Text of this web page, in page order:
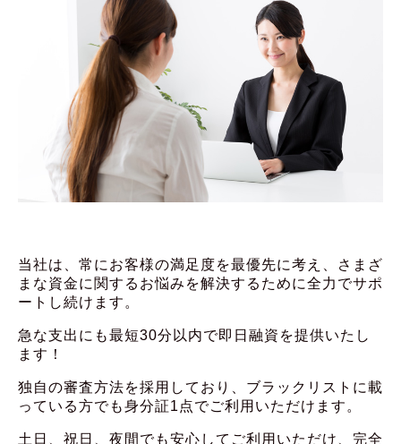
当社は、常にお客様の満足度を最優先に考え、さまざ
まな資金に関するお悩みを解決するために全力でサポ
ートし続けます。
急な支出にも最短30分以内で即日融資を提供いたし
ます！
独自の審査方法を採用しており、ブラックリストに載
っている方でも身分証1点でご利用いただけます。
土日、祝日、夜間でも安心してご利用いただけ、完全